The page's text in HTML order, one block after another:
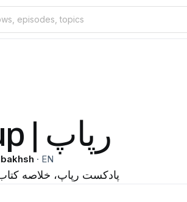
Wrapup | رپاپ
· EN
پادکست رپاپ، خلاصه